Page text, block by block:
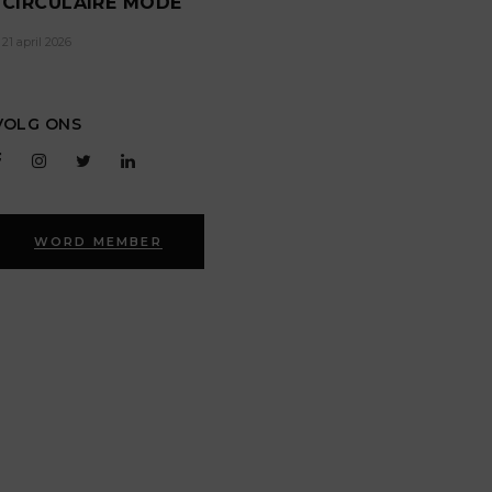
21 april 2026
ONS
WORD MEMBER